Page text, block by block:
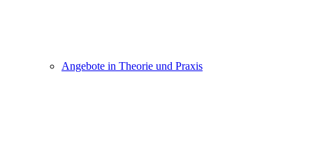
Angebote in Theorie und Praxis